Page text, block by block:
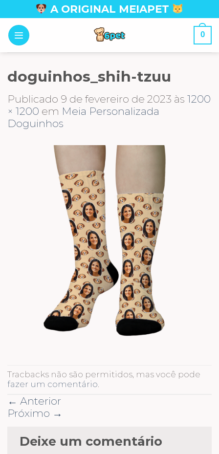
to
content
A ORIGINAL MEIAPET
0
doguinhos_shih-tzuu
Publicado 9 de fevereiro de 2023 às 1200
× 1200 em Meia Personalizada
Doguinhos
Tracbacks não são permitidos, mas você pode
fazer um comentário.
← Anterior
Próximo →
Deixe um comentário